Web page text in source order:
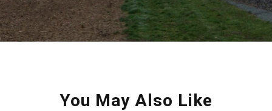
You May Also Like